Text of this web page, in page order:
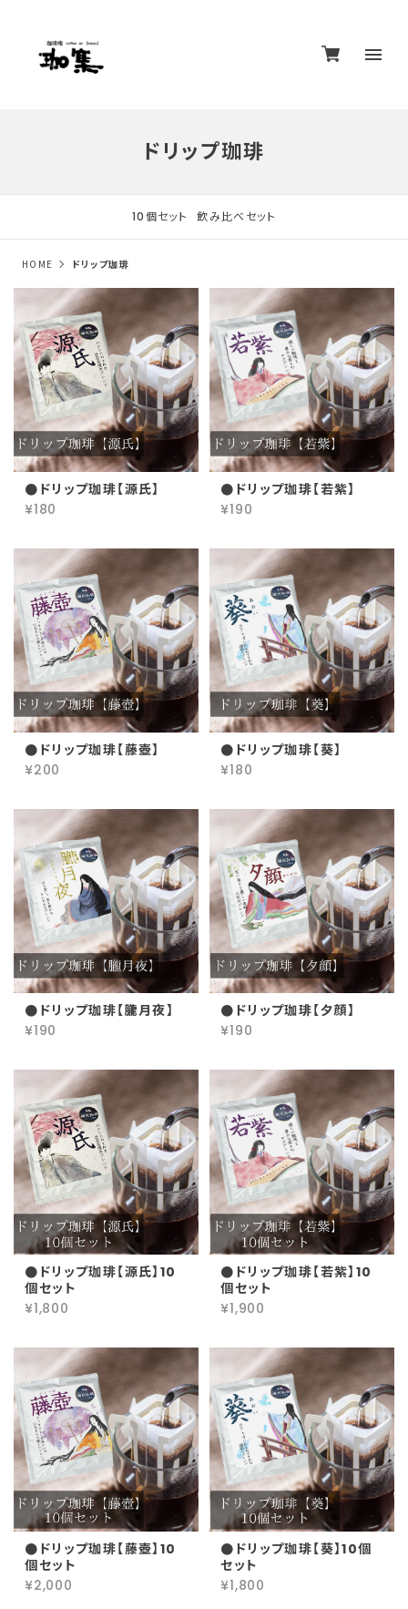
ドリップ珈琲
10個セット 飲み比べセット
HOME ドリップ珈琲
●ドリップ珈琲【源氏】
¥180
●ドリップ珈琲【若紫】
¥190
●ドリップ珈琲【藤壺】
¥200
●ドリップ珈琲【葵】
¥180
●ドリップ珈琲【朧月夜】
¥190
●ドリップ珈琲【夕顔】
¥190
●ドリップ珈琲【源氏】10
個セット
¥1,800
●ドリップ珈琲【若紫】10
個セット
¥1,900
●ドリップ珈琲【藤壺】10
個セット
¥2,000
●ドリップ珈琲【葵】10個
セット
¥1,800